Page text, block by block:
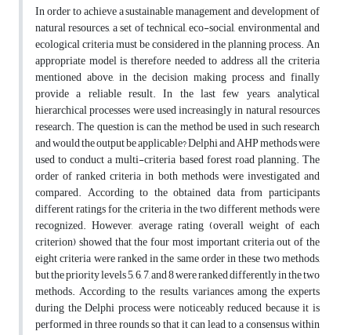
In order to achieve a sustainable management and development of
natural resources, a set of technical, eco-social, environmental and
ecological criteria must be considered in the planning process. An
appropriate model is therefore needed to address all the criteria
mentioned above, in the decision making process and finally
provide a reliable result. In the last few years, analytical
hierarchical processes were used increasingly in natural resources
research. The question is, can the method be used in such research
and would the output be applicable? Delphi and AHP methods were
used to conduct a multi-criteria based forest road planning. The
order of ranked criteria in both methods were investigated and
compared. According to the obtained data from participants
different ratings for the criteria in the two different methods were
recognized. However, average rating (overall weight of each
criterion) showed that the four most important criteria out of the
eight criteria were ranked in the same order in these two methods,
but the priority levels 5, 6, 7, and 8 were ranked differently in the two
methods. According to the results, variances among the experts
during the Delphi process were noticeably reduced because it is
performed in three rounds so that it can lead to a consensus within